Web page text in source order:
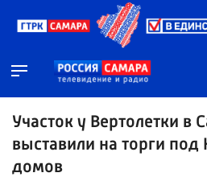
Участок у Вертолетки в
выставили на торги под
домов